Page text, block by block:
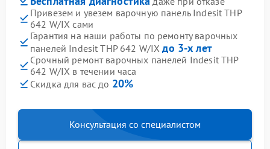
Привезем и увезем варочную панель Indesit THP
642 W/IX сами
Гарантия на наши работы по ремонту варочных
панелей Indesit THP 642 W/IXдо 3-х лет
Срочный ремонт варочных панелей Indesit THP
642 W/IX в течении часа
Скидка для вас до 20%
Консультация со специалистом